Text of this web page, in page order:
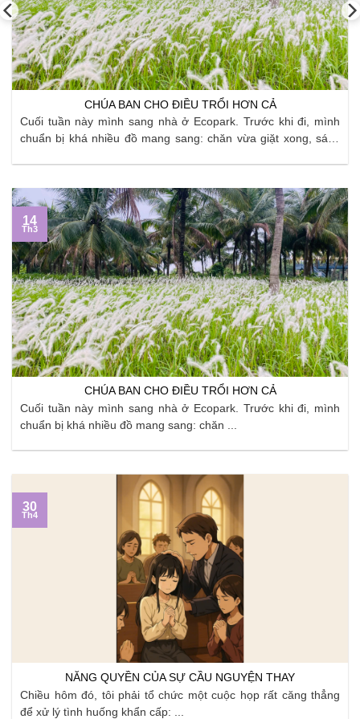
CHÚA BAN CHO ĐIỀU TRỔI HƠN CẢ
tuần này mình sang nhà ở Ecopark. Trước khi đi, mình
bị khá nhiều đồ mang sang: chăn vừa giặt xong, sách
CHÚA BAN CHO ĐIỀU TRỔI HƠN CẢ
Cuối tuần này mình sang nhà ở Ecopark. Trước khi đi, mình
chuẩn bị khá nhiều đồ mang sang: chăn ...
14
Th3
NĂNG QUYỀN CỦA SỰ CẦU NGUYỆN THAY
Chiều hôm đó, tôi phải tổ chức một cuộc họp rất căng thẳng
để xử lý tình huống khẩn cấp: ...
30
Th4